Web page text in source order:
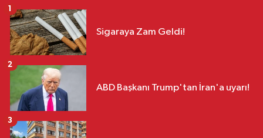
Sigaraya Zam Geldi!
1
ABD Başkanı Trump'tan İran'a uyarı!
2
3